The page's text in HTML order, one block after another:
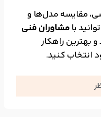
مقایسه مدل‌ها و
با مشاوران فنی
و بهترین راهکار
انتخاب کنید.